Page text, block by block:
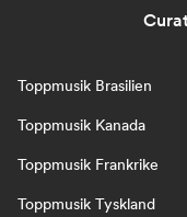
Toppmusik Brasilien
Toppmusik Kanada
Toppmusik Frankrike
Toppmusik Tyskland